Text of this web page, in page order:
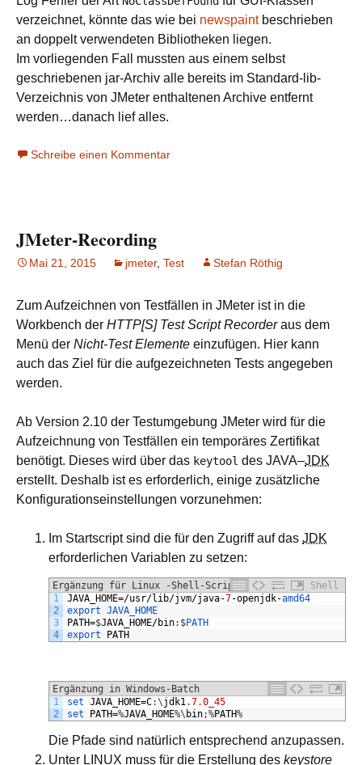
verzeichnet, könnte das wie bei newspaintbeschrieben
an doppelt verwendeten Bibliotheken liegen.
Im vorliegenden Fall mussten aus einem selbst
geschriebenen jar-Archiv alle bereits im Standard-lib-
Verzeichnis von JMeter enthaltenen Archive entfernt
werden…danach lief alles.
Schreibe einen Kommentar
JMeter-Recording
Mai 21, 2015 jmeter, Test Stefan Röthig
Zum Aufzeichnen von Testfällen in JMeter ist in die
Workbench der HTTP[S] Test Script Recorderaus dem
Menü der Nicht-Test Elemente einzufügen. Hier kann
auch das Ziel für die aufgezeichneten Tests angegeben
werden.
Ab Version 2.10 der Testumgebung JMeter wird für die
Aufzeichnung von Testfällen ein temporäres Zertifikat
benötigt. Dieses wird über das keytool des JAVA–JDK
erstellt. Deshalb ist es erforderlich, einige zusätzliche
Konfigurationseinstellungen vorzunehmen:
Im Startscript sind die für den Zugriff auf das JDK
erforderlichen Variablen zu setzen:
Ergänzung für Linux -Shell-Script
Shell
1
2
3
4
JAVA_HOME=/usr/lib/jvm/java-7-openjdk-amd64
export JAVA_HOME
PATH=$JAVA_HOME/bin: $PATH
export
PATH
Ergänzung in Windows-Batch
1
2
set JAVA_HOME=C:\jdk1.7.0_45
set
PATH=%JAVA_HOME%\ bin;%PATH%
Die Pfade sind natürlich entsprechend anzupassen.
Unter LINUX muss für die Erstellung des keystore